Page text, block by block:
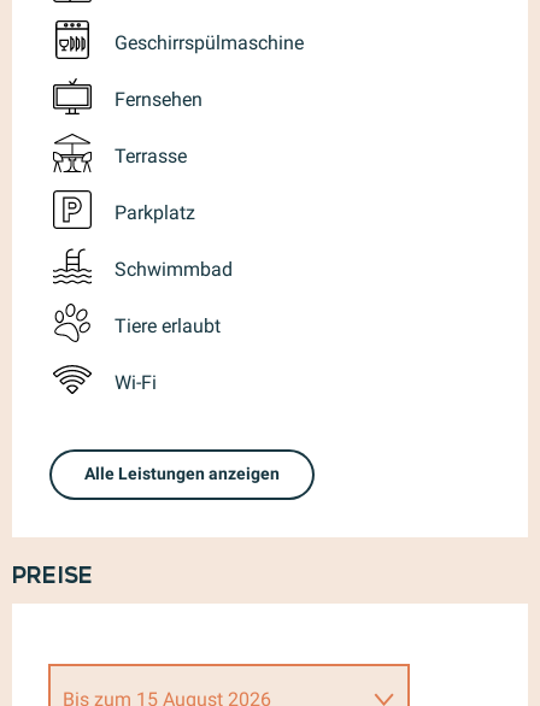
Geschirrspülmaschine
Fernsehen
Terrasse
Parkplatz
Schwimmbad
Tiere erlaubt
Wi-Fi
Alle Leistungen anzeigen
Preise
Bis zum 15 August 2026